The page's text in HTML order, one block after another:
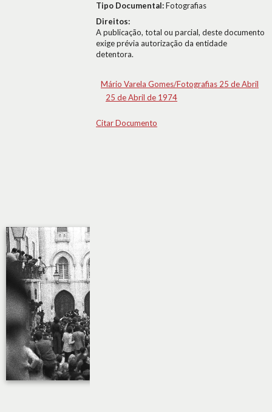
Tipo Documental:Fotografias
Direitos:
A publicação, total ou parcial, deste documento
exige prévia autorização da entidade
detentora.
Mário Varela Gomes/Fotografias 25 de Abril
25 de Abril de 1974
Citar Documento